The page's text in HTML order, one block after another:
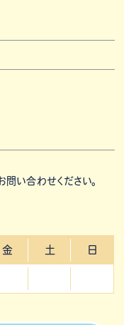
い合わせください。
金 土 日